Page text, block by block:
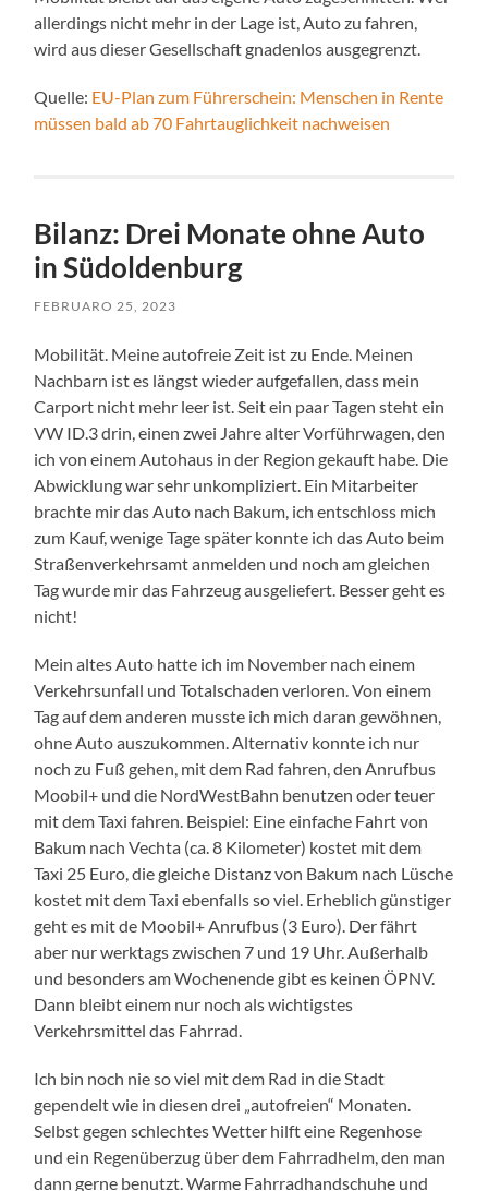
allerdings nicht mehr in der Lage ist, Auto zu fahren,
wird aus dieser Gesellschaft gnadenlos ausgegrenzt.
Quelle: EU-Plan zum Führerschein: Menschen in Rente
müssen bald ab 70 Fahrtauglichkeit nachweisen
Bilanz: Drei Monate ohne Auto
in Südoldenburg
FEBRUARO 25, 2023
Mobilität. Meine autofreie Zeit ist zu Ende. Meinen
Nachbarn ist es längst wieder aufgefallen, dass mein
Carport nicht mehr leer ist. Seit ein paar Tagen steht ein
VW ID.3 drin, einen zwei Jahre alter Vorführwagen, den
ich von einem Autohaus in der Region gekauft habe. Die
Abwicklung war sehr unkompliziert. Ein Mitarbeiter
brachte mir das Auto nach Bakum, ich entschloss mich
zum Kauf, wenige Tage später konnte ich das Auto beim
Straßenverkehrsamt anmelden und noch am gleichen
Tag wurde mir das Fahrzeug ausgeliefert. Besser geht es
nicht!
Mein altes Auto hatte ich im November nach einem
Verkehrsunfall und Totalschaden verloren. Von einem
Tag auf dem anderen musste ich mich daran gewöhnen,
ohne Auto auszukommen. Alternativ konnte ich nur
noch zu Fuß gehen, mit dem Rad fahren, den Anrufbus
Moobil+ und die NordWestBahn benutzen oder teuer
mit dem Taxi fahren. Beispiel: Eine einfache Fahrt von
Bakum nach Vechta (ca. 8 Kilometer) kostet mit dem
Taxi 25 Euro, die gleiche Distanz von Bakum nach Lüsche
kostet mit dem Taxi ebenfalls so viel. Erheblich günstiger
geht es mit de Moobil+ Anrufbus (3 Euro). Der fährt
aber nur werktags zwischen 7 und 19 Uhr. Außerhalb
und besonders am Wochenende gibt es keinen ÖPNV.
Dann bleibt einem nur noch als wichtigstes
Verkehrsmittel das Fahrrad.
Ich bin noch nie so viel mit dem Rad in die Stadt
gependelt wie in diesen drei „autofreien“ Monaten.
Selbst gegen schlechtes Wetter hilft eine Regenhose
und ein Regenüberzug über dem Fahrradhelm, den man
dann gerne benutzt. Warme Fahrradhandschuhe und